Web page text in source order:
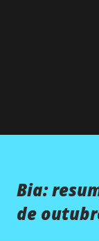
Bia:
de